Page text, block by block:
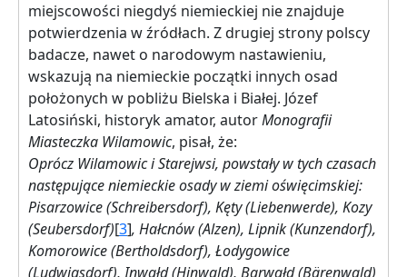
miejscowości niegdyś niemieckiej nie znajduje
potwierdzenia w źródłach. Z drugiej strony polscy
badacze, nawet o narodowym nastawieniu,
wskazują na niemieckie początki innych osad
położonych w pobliżu Bielska i Białej. Józef
Latosiński, historyk amator, autorMonografii
Miasteczka Wilamowic, pisał, że:
Oprócz Wilamowic i Starejwsi, powstały w tych czasach
następujące niemieckie osady w ziemi oświęcimskiej:
Pisarzowice (Schreibersdorf), Kęty (Liebenwerde), Kozy
(Seubersdorf)[3], Hałcnów (Alzen), Lipnik (Kunzendorf),
Komorowice (Bertholdsdorf), Łodygowice
(Ludwigsdorf), Inwałd (Hinwald), Barwałd (Bärenwald)